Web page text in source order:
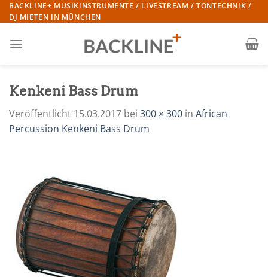
Zum
Inhalt
BACKLINE+ MUSIKINSTRUMENTE / LIVESTREAM / TONTECHNIK /
DJ MIETEN IN MÜNCHEN
Kenkeni Bass Drum
Veröffentlicht 15.03.2017 bei 300 × 300 in African
Percussion Kenkeni Bass Drum